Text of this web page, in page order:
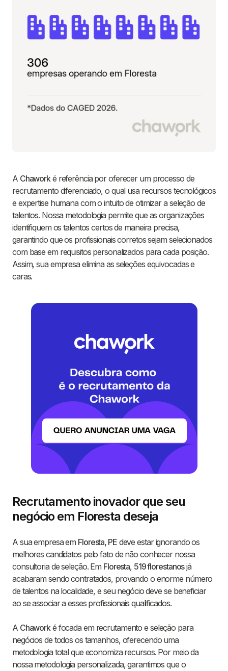
A Chaworké referência por oferecer um processo de
recrutamento diferenciado, o qual usa recursos tecnológicos
e expertise humana com o intuito de otimizar a seleção de
talentos. Nossa metodologia permite que as organizações
identifiquem os talentos certos de maneira precisa,
garantindo que os profissionais corretos sejam selecionados
com base em requisitos personalizados para cada posição.
Assim, sua empresa elimina as seleções equivocadas e
caras.
Recrutamento inovador que seu
negócio em Floresta deseja
A sua empresa em Floresta, PEdeve estar ignorando os
melhores candidatos pelo fato de não conhecer nossa
consultoria de seleção. Em Floresta, 519 florestanosjá
acabaram sendo contratados, provando o enorme número
de talentos na localidade, e seu negócio deve se beneficiar
ao se associar a esses profissionais qualificados.
A Chaworké focada em recrutamento e seleção para
negócios de todos os tamanhos, oferecendo uma
metodologia total que economiza recursos. Por meio da
nossa metodologia personalizada, garantimos que o